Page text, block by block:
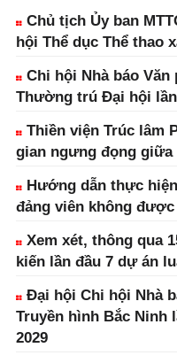
Chủ tịch Ủy ban
hội Thể dục Thể thao
Chi hội Nhà báo Văn
Thường trú Đại hội
Thiền viện Trúc lâm
gian ngưng đọng giữa
Hướng dẫn thực
đảng viên không được
Xem xét, thông qua
kiến lần đầu 7 dự án
Đại hội Chi hội Nhà
Truyền hình Bắc Ninh
2029